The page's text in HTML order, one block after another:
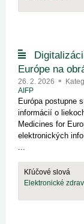
Európe na
26. 2. 2026
AIFP
Európa postupne
informácií o
Medicines for
elektronických
...
Kľúčové slová
Elektronické